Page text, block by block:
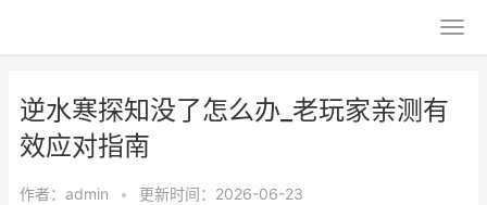
逆水寒探知没了怎么办_老玩家亲测有
效应对指南
作者： admin • 更新时间：2026-06-23